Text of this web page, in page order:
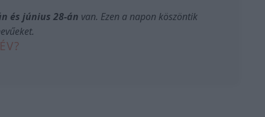
és június 28-án van. Ezen a napon köszöntik